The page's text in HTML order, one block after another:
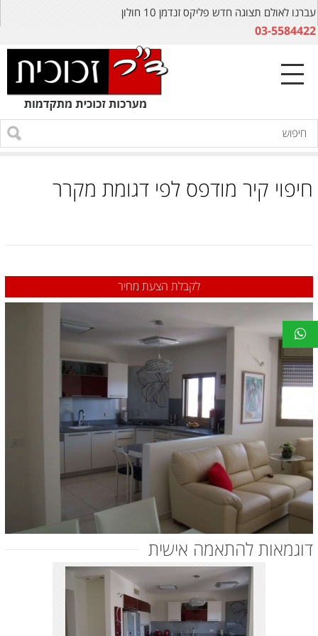
עברנו לאולם תצוגה חדש פליקס זנדמן 10 חולון
03-5584422
חיפוי קיר מודפס לפי דגומת מקרר
לקבלת הצעת מחיר
דוגמאות להתאמה אישית